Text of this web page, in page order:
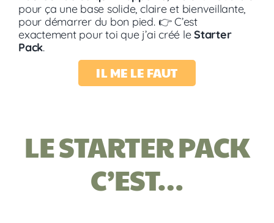
pour ça une base solide, claire et bienveillante,
pour démarrer du bon pied. 👉 C’est
exactement pour toi que j’ai créé leStarter
Pack.
IL ME LE FAUT
LE STARTER PACK
C’EST…